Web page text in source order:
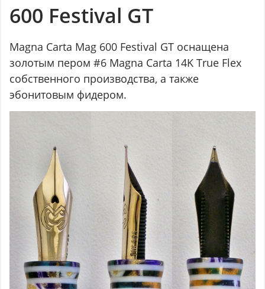
600 Festival GT
Magna Carta Mag 600 Festival GT оснащена
золотым пером #6 Magna Carta 14K True Flex
собственного производства, а также
эбонитовым фидером.